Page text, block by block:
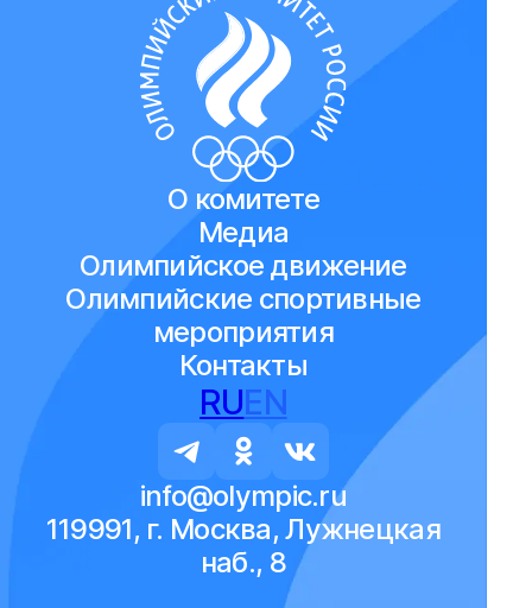
О комитете
Медиа
Олимпийское движение
Олимпийские спортивные
мероприятия
Контакты
RUEN
info@olympic.ru
119991, г. Москва, Лужнецкая
наб., 8